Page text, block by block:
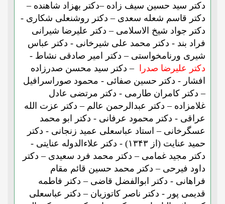
دکتر سید حسین سیف زاده –دکتر بهزاد شاهنده –
دکتر قاسم شعله سعدی – دکتر روشنعلی شکاری -
دکتر جواد شیخ الاسلامی – دکتر علیرضا شیرانی
فراد بند - دکتر محمد علی شیرخانی - دکتر عباس
شیری ورنامخواستی – دکتر امیر صادقی نشاط -
دکتر علیرضا صدرا
– دکتر سید محسن صدرزاده
افشار - دکتر حسین صفائی - محمود صوراسرافیل
– دکتر کامران طارمی - دکتر مرتضی عادل
غلامزاده – دکتر عبدالرحمن عالم – دکتر عزت الله
عراقی - دکتر محمود عرفانی - دکتر ابو محمد
عسگرخانی – استاد عباسعلی عمید زنجانی - دکتر
حمید عنایت (از ۱۳۴۳) - دکتر علاءالدوله عنایتی -
دکتر مجید غمامی – دکتر محمد فرد سعیدی – دکتر
داود فیرحی – دکتر محمد حسین قائم مقام
فراهانی - دکتر ابوالفضل قاضی – دکتر فاطمه
قدیمی پور - دکتر ناصر کاتوزیان – دکتر عباسعلی